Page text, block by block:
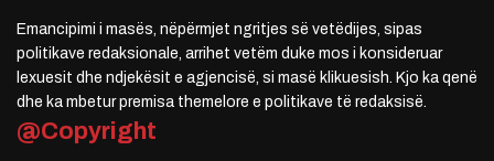
Emancipimi i masës, nëpërmjet ngritjes së vetëdijes, sipas
politikave redaksionale, arrihet vetëm duke mos i konsideruar
lexuesit dhe ndjekësit e agjencisë, si masë klikuesish. Kjo ka qenë
dhe ka mbetur premisa themelore e politikave të redaksisë.
@Copyright